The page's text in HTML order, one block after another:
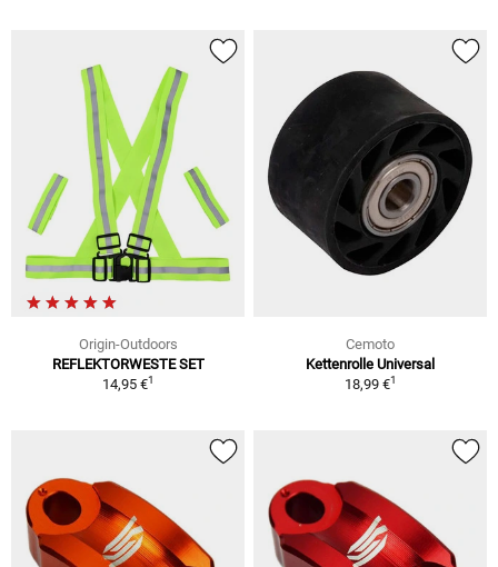
Origin-Outdoors
REFLEKTORWESTE SET
14,95 €1
Cemoto
Kettenrolle Universal
18,99 €1